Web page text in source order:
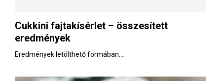
Cukkini fajtakísérlet – összesített
eredmények
Eredmények letölthető formában....